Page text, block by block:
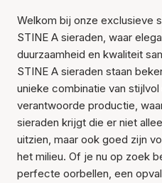
Welkom bij onze exclusieve
STINE A sieraden, waar
duurzaamheid en kwaliteit
STINE A sieraden staan
unieke combinatie van stijlvol
verantwoorde productie,
sieraden krijgt die er niet
uitzien, maar ook goed zijn
het milieu. Of je nu op zoek
perfecte oorbellen, een